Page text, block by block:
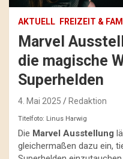
AKTUELL FREIZEIT &
Marvel
die magische
Superhelden
4. Mai 2025 Redaktion
Titelfoto: Linus Harwig
Die Marvel Ausstellung
gleichermaßen dazu ein,